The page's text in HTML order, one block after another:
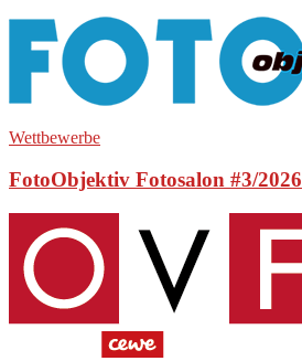
Wettbewerbe
FotoObjektiv Fotosalon #3/2026